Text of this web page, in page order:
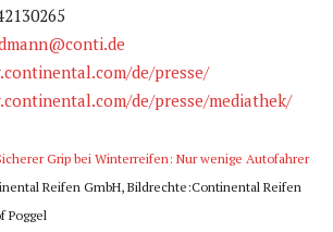
de/presse/
de/presse/mediathek/
Grip bei Winterreifen: Nur wenige Autofahrer
Reifen GmbH, Bildrechte:Continental Reifen
Poggel